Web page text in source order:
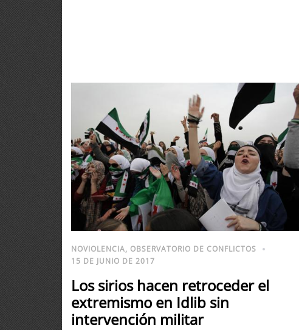
NOVIOLENCIA, OBSERVATORIO DE CONFLICTOS
15 DE JUNIO DE 2017
Los sirios hacen retroceder el
extremismo en Idlib sin
intervención militar